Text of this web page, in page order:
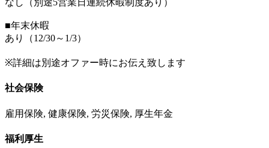
なし（別途5営業日連続休暇制度あり）
■年末休暇
あり（12/30～1/3）
※詳細は別途オファー時にお伝え致します
社会保険
雇用保険, 健康保険, 労災保険, 厚生年金
福利厚生